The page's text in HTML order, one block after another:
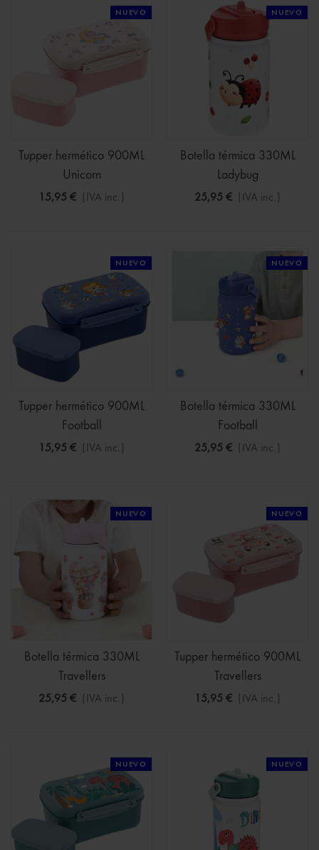
NUEVO
Tupper hermético 900ML
Unicorn
15,95 € (IVA inc.)
NUEVO
Botella térmica 330ML
Ladybug
25,95 € (IVA inc.)
NUEVO
Tupper hermético 900ML
Football
15,95 € (IVA inc.)
NUEVO
Botella térmica 330ML
Football
25,95 € (IVA inc.)
NUEVO
Botella térmica 330ML
Travellers
25,95 € (IVA inc.)
NUEVO
Tupper hermético 900ML
Travellers
15,95 € (IVA inc.)
NUEVO NUEVO